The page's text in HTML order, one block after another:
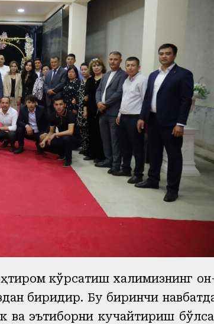
кўрсатиш халқимизнинг
биридир. Бу биринчи
ва эътиборни кучайтириш